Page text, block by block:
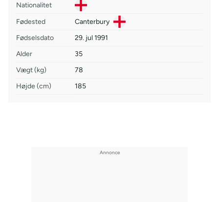
Nationalitet
Fødested
Canterbury
Fødselsdato
29. jul 1991
Alder
35
Vægt (kg)
78
Højde (cm)
185